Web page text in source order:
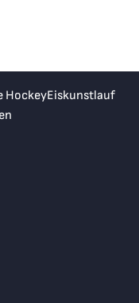
HockeyEiskunstlauf